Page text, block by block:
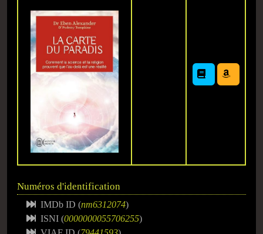
Numéros d'identification
IMDb ID (nm6312074)
ISNI (0000000055706255)